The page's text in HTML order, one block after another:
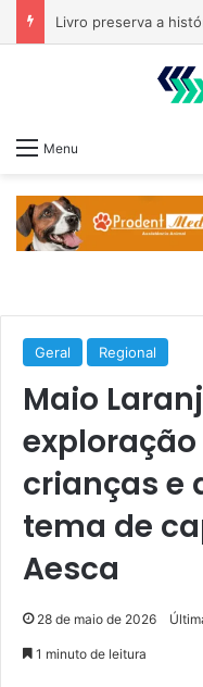
Menu
Geral Regional
Maio
crianças e
tema de
Aesca
28 de maio de 2026
1 minuto de leitura